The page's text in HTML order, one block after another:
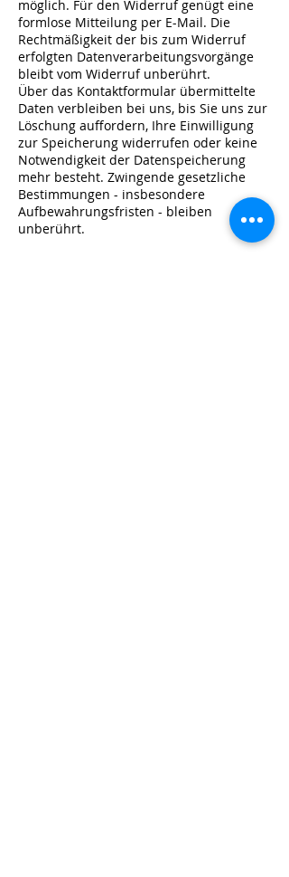
möglich. Für den Widerruf genügt eine
formlose Mitteilung per E-Mail. Die
Rechtmäßigkeit der bis zum Widerruf
erfolgten Datenverarbeitungsvorgänge
bleibt vom Widerruf unberührt.
Über das Kontaktformular übermittelte
Daten verbleiben bei uns, bis Sie uns zur
Löschung auffordern, Ihre Einwilligung
zur Speicherung widerrufen oder keine
Notwendigkeit der Datenspeicherung
mehr besteht. Zwingende gesetzliche
Bestimmungen - insbesondere
Aufbewahrungsfristen - bleiben
unberührt.